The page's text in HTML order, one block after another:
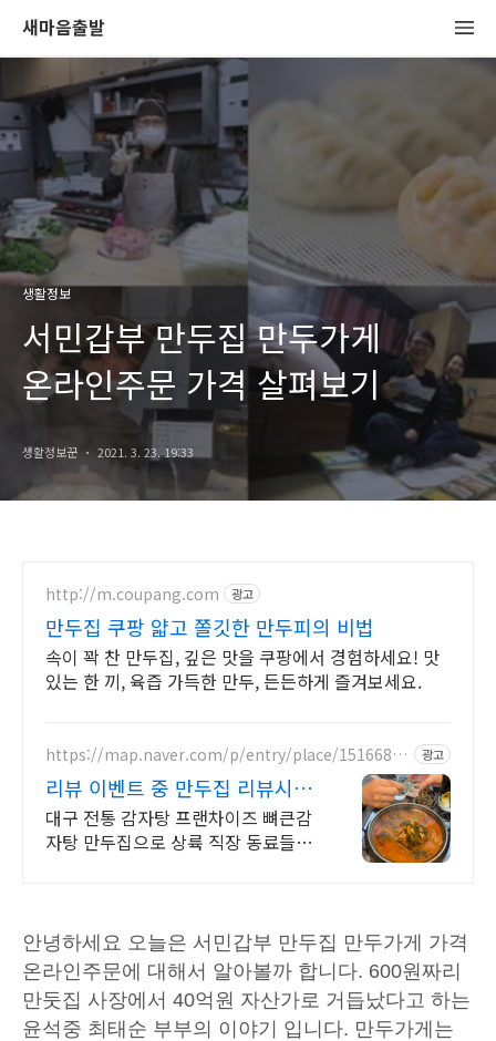
새마음출발
생활정보
서민갑부 만두집 만두가게
온라인주문 가격 살펴보기
생활정보꾼 2021. 3. 23. 19:33
http://m.coupang.com 광고
만두집 쿠팡 얇고 쫄깃한 만두피의 비법
속이 꽉 찬 만두집, 깊은 맛을 쿠팡에서 경험하세요! 맛
있는 한 끼, 육즙 가득한 만두, 든든하게 즐겨보세요.
https://map.naver.com/p/entry/place/15166894
광고
리뷰 이벤트 중 만두집 리뷰시
음료 or 만두 증정
대구 전통 감자탕 프랜차이즈 뼈큰감
자탕 만두집으로 상륙 직장 동료들과
안녕하세요 오늘은 서민갑부 만두집 만두가게 가격
온라인주문에 대해서 알아볼까 합니다. 600원짜리
만둣집 사장에서 40억원 자산가로 거듭났다고 하는
윤석중 최태순 부부의 이야기 입니다. 만두가게는